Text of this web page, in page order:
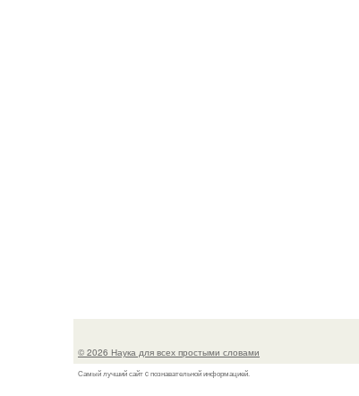
© 2026 Наука для всех простыми словами
Самый лучший сайт c познавательной информацией.